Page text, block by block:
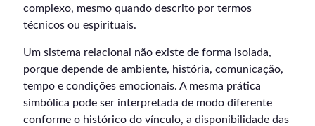
complexo, mesmo quando descrito por termos
técnicos ou espirituais.
Um sistema relacional não existe de forma isolada,
porque depende de ambiente, história, comunicação,
tempo e condições emocionais. A mesma prática
simbólica pode ser interpretada de modo diferente
conforme o histórico do vínculo, a disponibilidade das